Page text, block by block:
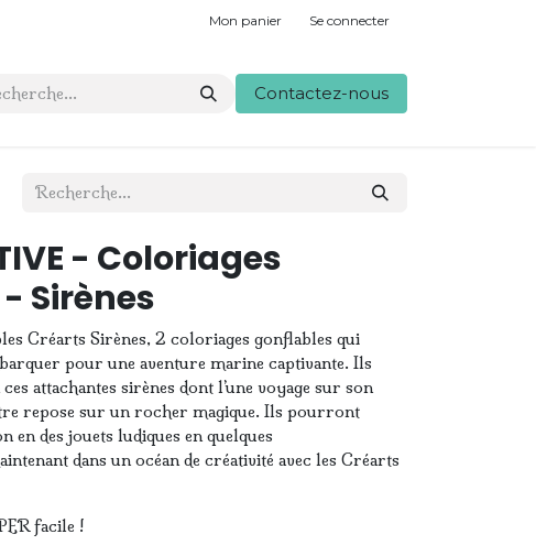
Mon panier Se connecter
Contactez-nous
- Coloriages
Sirènes
Créarts Sirènes, 2 coloriages gonflables qui
pour une aventure marine captivante. Ils
attachantes sirènes dont l’une voyage sur son
repose sur un rocher magique. Ils pourront
des jouets ludiques en quelques
dans un océan de créativité avec les Créarts
facile !